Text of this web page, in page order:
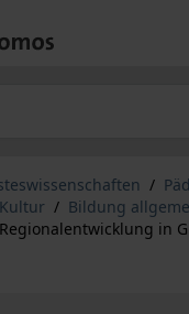
/
/ Bildung
in